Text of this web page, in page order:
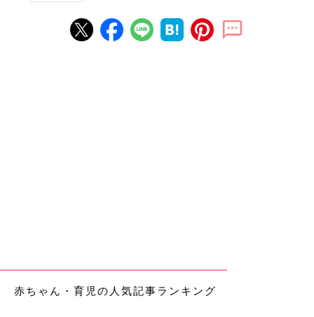
赤ちゃん・育児の人気記事ランキング